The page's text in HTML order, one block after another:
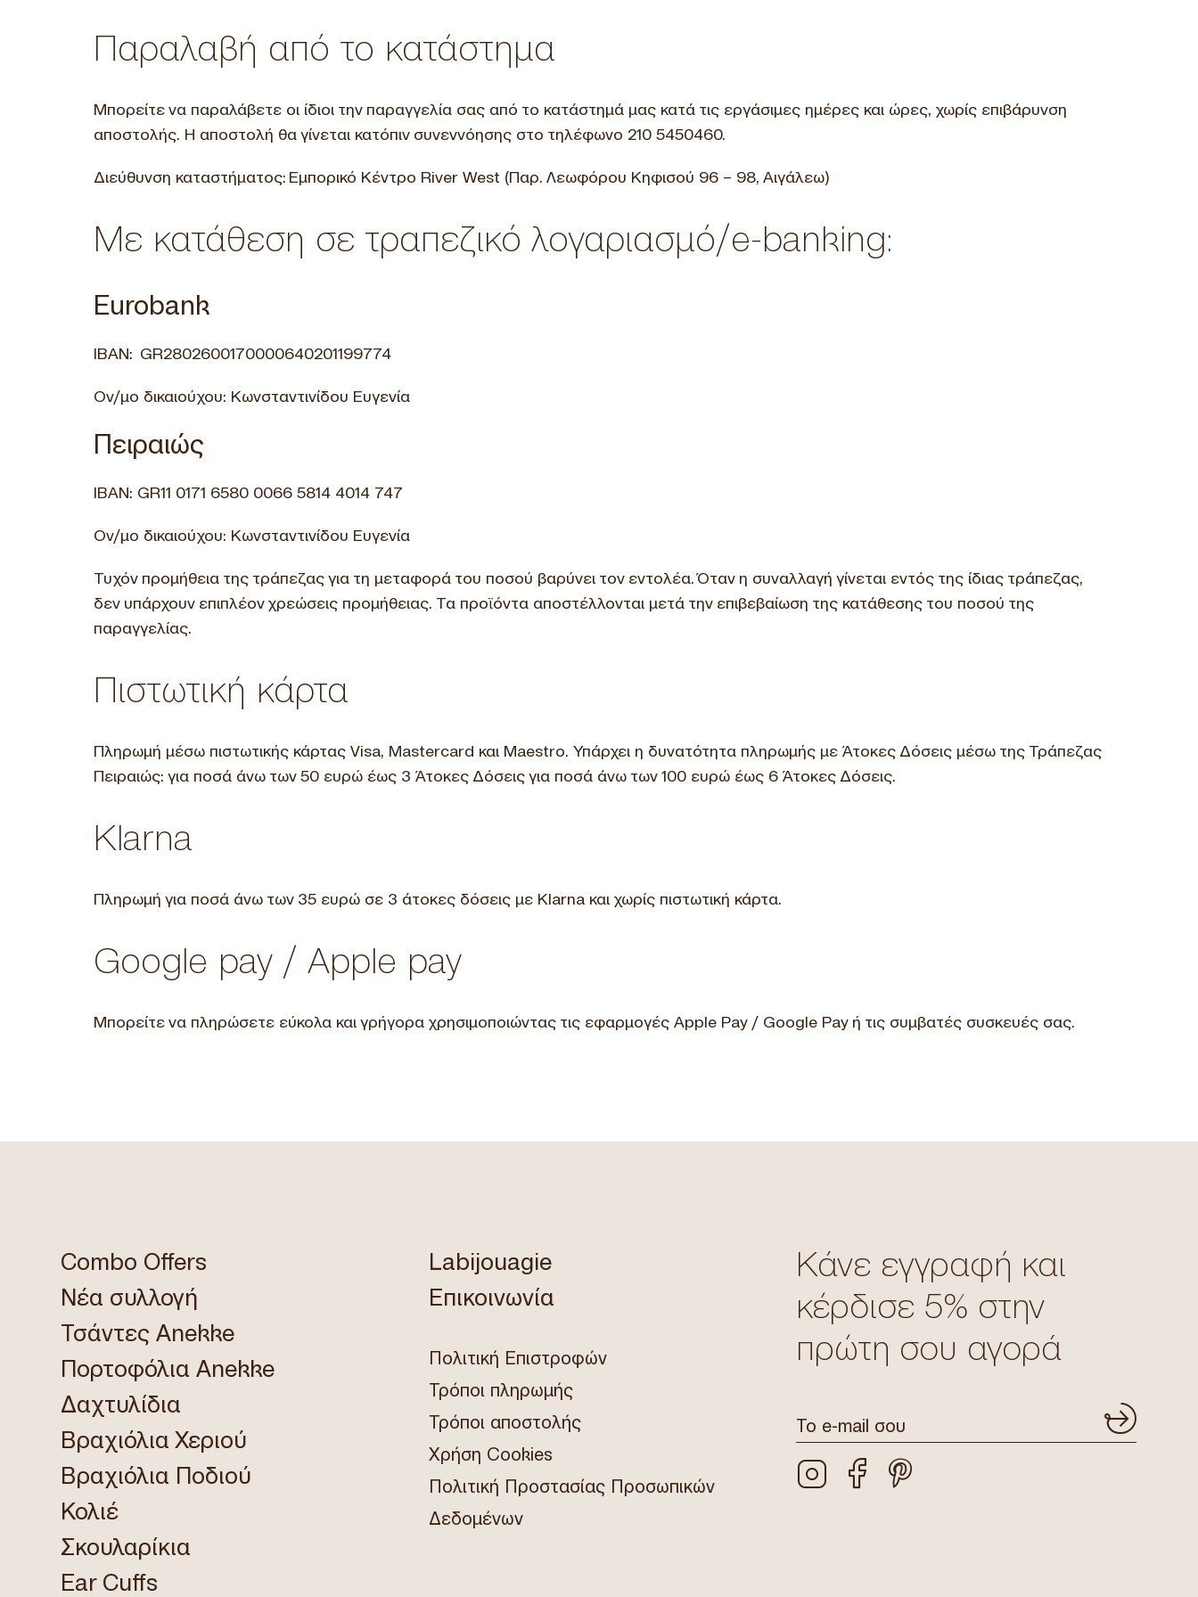
Παραλαβή από το κατάστημα
Μπορείτε να παραλάβετε οι ίδιοι την παραγγελία σας από το κατάστημά μας κατά τις εργάσιμες ημέρες και ώρες, χωρίς επιβάρυνση
αποστολής. Η αποστολή θα γίνεται κατόπιν συνεννόησης στο τηλέφωνο 210 5450460.
Διεύθυνση καταστήματος: Εμπορικό Κέντρο River West (Παρ. Λεωφόρου Κηφισού 96 – 98, Αιγάλεω)
Με κατάθεση σε τραπεζικό λογαριασμό/e-banking:
Eurobank
IBAN: GR2802600170000640201199774
Ον/μο δικαιούχου: Κωνσταντινίδου Ευγενία
Πειραιώς
IBAN: GR11 0171 6580 0066 5814 4014 747
Ον/μο δικαιούχου: Κωνσταντινίδου Ευγενία
Τυχόν προμήθεια της τράπεζας για τη μεταφορά του ποσού βαρύνει τον εντολέα. Όταν η συναλλαγή γίνεται εντός της ίδιας τράπεζας,
δεν υπάρχουν επιπλέον χρεώσεις προμήθειας. Τα προϊόντα αποστέλλονται μετά την επιβεβαίωση της κατάθεσης του ποσού της
παραγγελίας.
Πιστωτική κάρτα
Πληρωμή μέσω πιστωτικής κάρτας Visa, Mastercard και Maestro. Υπάρχει η δυνατότητα πληρωμής με Άτοκες Δόσεις μέσω της Τράπεζας
Πειραιώς: για ποσά άνω των 50 ευρώ έως 3 Άτοκες Δόσεις για ποσά άνω των 100 ευρώ έως 6 Άτοκες Δόσεις.
Klarna
Πληρωμή για ποσά άνω των 35 ευρώ σε 3 άτοκες δόσεις με Klarna και χωρίς πιστωτική κάρτα.
Google pay / Apple pay
Μπορείτε να πληρώσετε εύκολα και γρήγορα χρησιμοποιώντας τις εφαρμογές Apple Pay / Google Pay ή τις συμβατές συσκευές σας.
Combo Offers
Νέα συλλογή
Τσάντες Anekke
Πορτοφόλια Anekke
Δαχτυλίδια
Βραχιόλια Χεριού
Βραχιόλια Ποδιού
Κολιέ
Σκουλαρίκια
Ear Cuffs
Labijouagie
Επικοινωνία
Πολιτική Επιστροφών
Τρόποι πληρωμής
Τρόποι αποστολής
Χρήση Cookies
Πολιτική Προστασίας Προσωπικών
Δεδομένων
Κάνε εγγραφή και
κέρδισε 5% στην
πρώτη σου αγορά